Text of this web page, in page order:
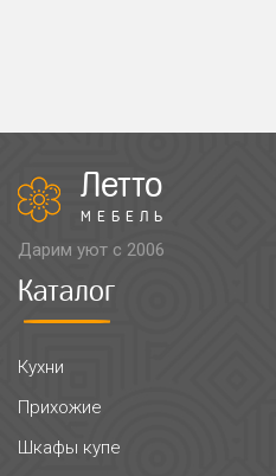
Летто
МЕБЕЛЬ
Дарим уют с 2006
Каталог
Кухни
Прихожие
Шкафы купе